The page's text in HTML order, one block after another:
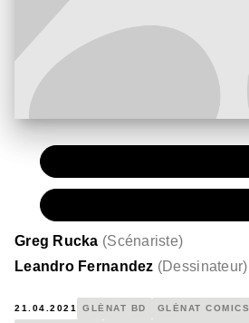
Greg Rucka (Scénariste)
Leandro Fernandez (Dessinateur)
21.04.2021 GLÉNAT BD GLÉNAT COMICS